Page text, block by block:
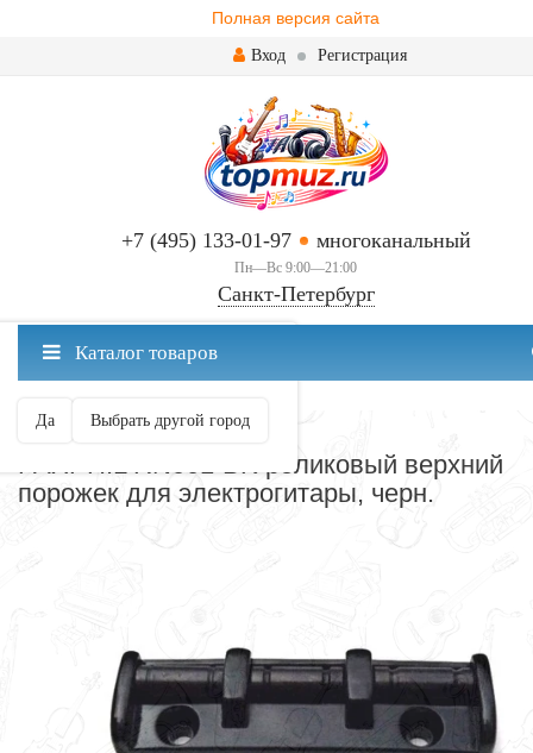
Полная версия сайта
Вход Регистрация
+7 (495) 133-01-97 многоканальный
Пн—Вс 9:00—21:00
Санкт-Петербург
Санкт-Петербург ваш город?
Да Выбрать другой город
Каталог товаров
ПОРОЖКИ ДЛЯ ГИТАРЫ
PAXPHIL RN001-BK роликовый верхний
порожек для электрогитары, черн.